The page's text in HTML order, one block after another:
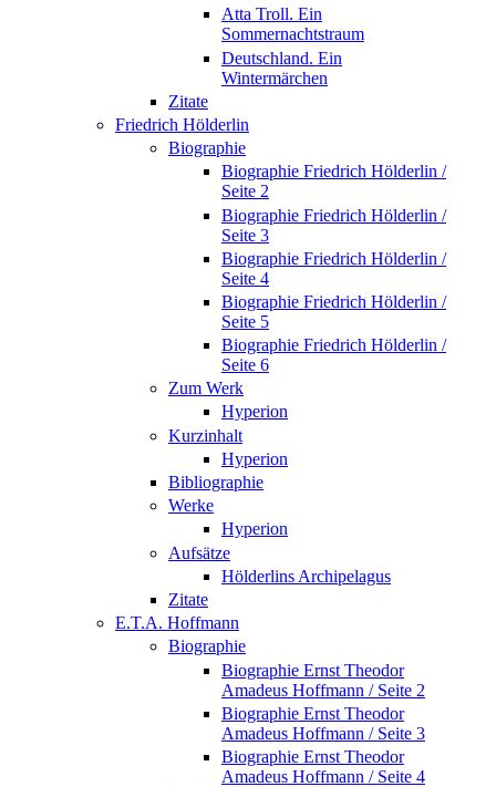
Atta Troll. Ein
Sommernachtstraum
Deutschland. Ein
Wintermärchen
Zitate
Friedrich Hölderlin
Biographie
Biographie Friedrich Hölderlin /
Seite 2
Biographie Friedrich Hölderlin /
Seite 3
Biographie Friedrich Hölderlin /
Seite 4
Biographie Friedrich Hölderlin /
Seite 5
Biographie Friedrich Hölderlin /
Seite 6
Zum Werk
Hyperion
Kurzinhalt
Hyperion
Bibliographie
Werke
Hyperion
Aufsätze
Hölderlins Archipelagus
Zitate
E.T.A. Hoffmann
Biographie
Biographie Ernst Theodor
Amadeus Hoffmann / Seite 2
Biographie Ernst Theodor
Amadeus Hoffmann / Seite 3
Biographie Ernst Theodor
Amadeus Hoffmann / Seite 4